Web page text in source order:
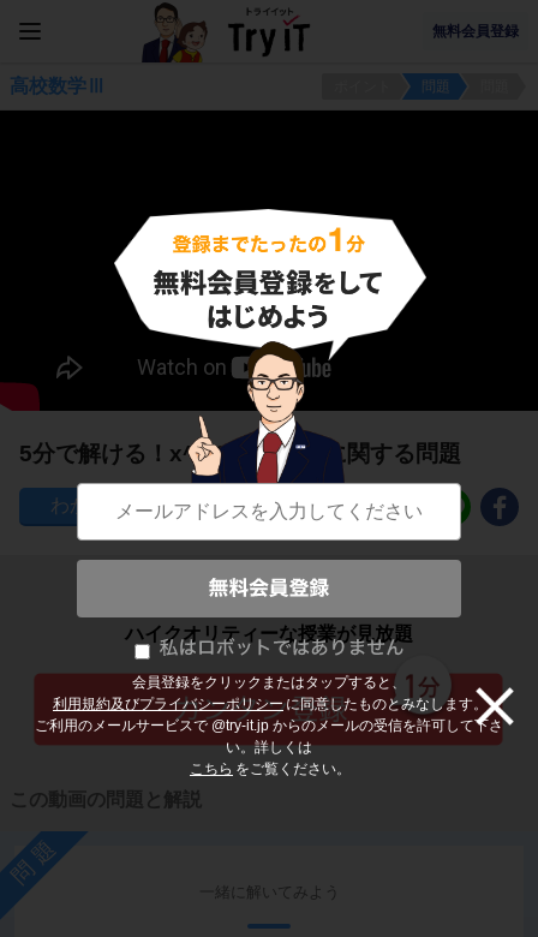
無料会員登録
会員登録をクリックまたはタップすると、
利用規約及びプライバシーポリシー に同意したものとみなします。
ご利用のメールサービスで @try-it.jp からのメールの受信を許可して下さ
い。詳しくは
こちら をご覧ください。
高校数学Ⅲ 問題
5分で解ける！x^pの微分公式に関する問題
37
子どもの勉強から大人の学び直しまで
ハイクオリティーな授業が見放題
この動画の問題と解説
問題
一緒に解いてみよう